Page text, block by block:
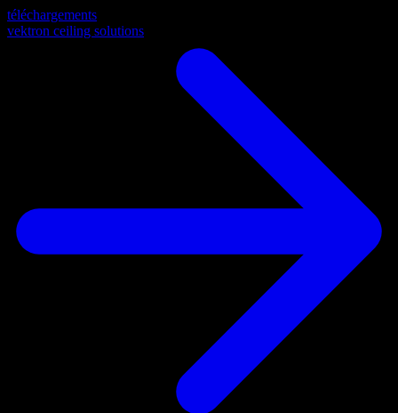
téléchargements
vektron ceiling solutions